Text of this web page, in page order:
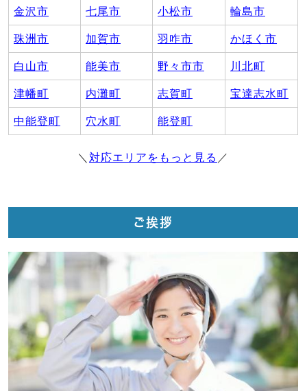
金沢市 七尾市 小松市 輪島市
珠洲市 加賀市 羽咋市 かほく市
白山市 能美市 野々市市 川北町
津幡町 内灘町 志賀町 宝達志水町
中能登町 穴水町 能登町
＼ 対応エリアをもっと見る ／
ご挨拶